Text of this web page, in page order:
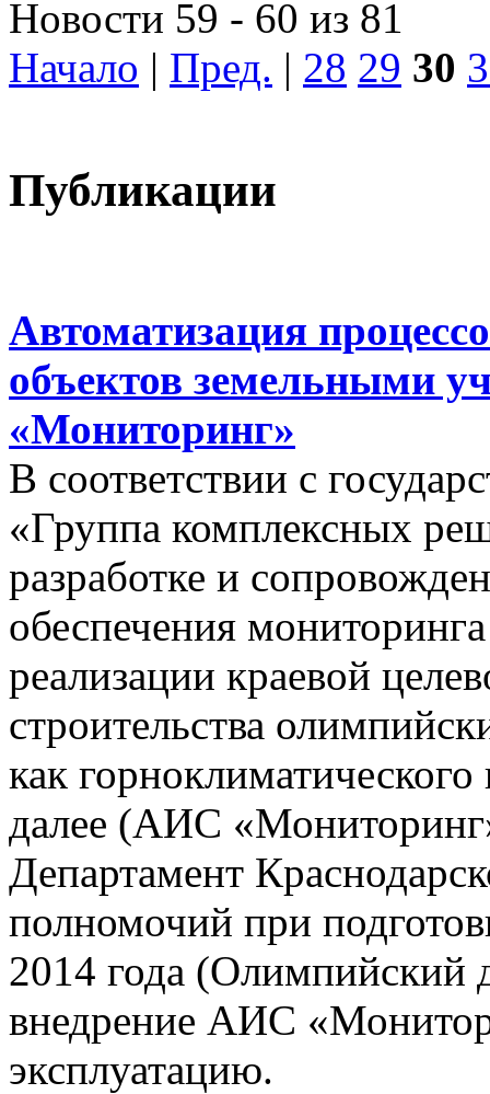
Новости 59 - 60 из 81
Начало | Пред. | 28 29 30
Публикации
Автоматизация
объектов земельными
«Мониторинг»
В соответствии с
«Группа комплексных
разработке и
обеспечения
реализации краевой
строительства
как
далее (АИС
Департамент
полномочий при
2014 года (Олимпийский
внедрение АИС
эксплуатацию.